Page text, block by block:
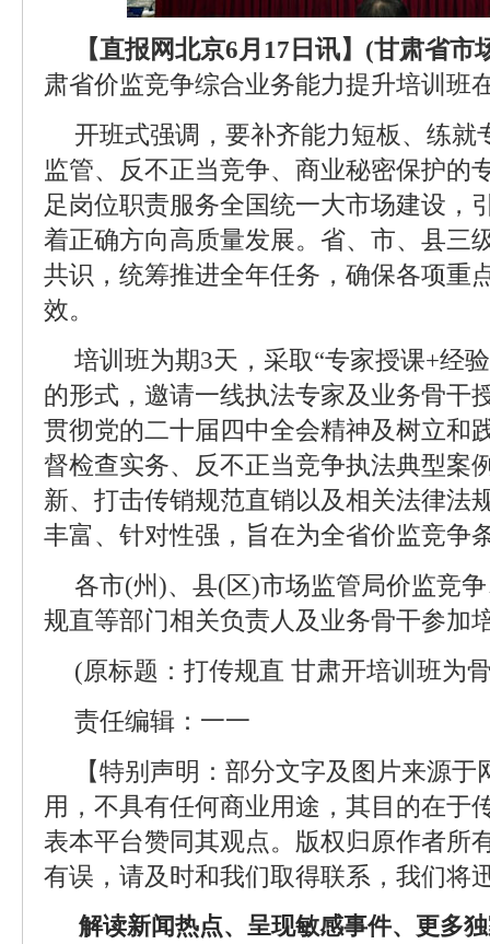
【直报网北京6月17日讯】(甘肃省市
肃省价监竞争综合业务能力提升培训班
开班式强调，要补齐能力短板、练就
监管、反不正当竞争、商业秘密保护的
足岗位职责服务全国统一大市场建设，
着正确方向高质量发展。省、市、县三
共识，统筹推进全年任务，确保各项重
效。
培训班为期3天，采取“专家授课+经
的形式，邀请一线执法专家及业务骨干
贯彻党的二十届四中全会精神及树立和
督检查实务、反不正当竞争执法典型案
新、打击传销规范直销以及相关法律法
丰富、针对性强，旨在为全省价监竞争
各市(州)、县(区)市场监管局价监竞
规直等部门相关负责人及业务骨干参加
(原标题：打传规直 甘肃开培训班为
责任编辑：一一
【特别声明：部分文字及图片来源
用，不具有任何商业用途，其目的在于
表本平台赞同其观点。版权归原作者所
有误，请及时和我们取得联系，我们将
解读新闻热点、呈现敏感事件、更多